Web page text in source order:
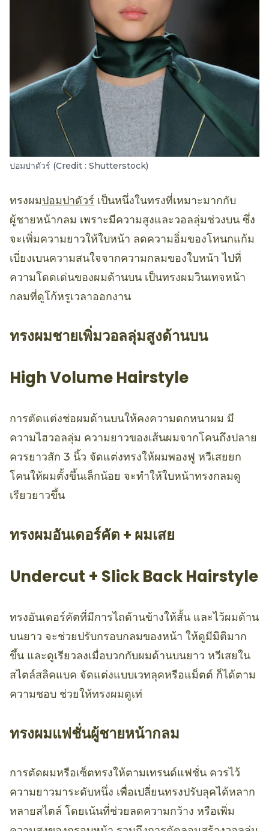
ปอมปาดัวร์ (Credit : Shutterstock)
ทรงผมปอมปาดัวร์ เป็นหนึ่งในทรงที่เหมาะมากกับ
ผู้ชายหน้ากลม เพราะมีความสูงและวอลลุ่มช่วงบน ซึ่ง
จะเพิ่มความยาวให้ใบหน้า ลดความอิ่มของโหนกแก้ม
เบี่ยงเบนความสนใจจากความกลมของใบหน้า ไปที่
ความโดดเด่นของผมด้านบน เป็นทรงผมวินเทจหน้า
กลมที่ดูโก้หรูเวลาออกงาน
ทรงผมชายเพิ่มวอลลุ่มสูงด้านบน
High Volume Hairstyle
การตัดแต่งช่อผมด้านบนให้คงความดกหนาผม มี
ความไฮวอลลุ่ม ความยาวของเส้นผมจากโคนถึงปลาย
ควรยาวสัก 3 นิ้ว จัดแต่งทรงให้ผมพองฟู หวีเสยยก
โคนให้ผมตั้งขึ้นเล็กน้อย จะทำให้ใบหน้าทรงกลมดู
เรียวยาวขึ้น
ทรงผมอันเดอร์คัต + ผมเสย
Undercut + Slick Back Hairstyle
ทรงอันเดอร์คัตที่มีการไถด้านข้างให้สั้น และไว้ผมด้าน
บนยาว จะช่วยปรับกรอบกลมของหน้า ให้ดูมีมิติมาก
ขึ้น และดูเรียวลงเมื่อบวกกับผมด้านบนยาว หวีเสยใน
สไตล์สลิคแบค จัดแต่งแบบเวทลุคหรือแม็ตต์ ก็ได้ตาม
ความชอบ ช่วยให้ทรงผมดูเท่
ทรงผมแฟชั่นผู้ชายหน้ากลม
การตัดผมหรือเซ็ตทรงให้ตามเทรนด์แฟชั่น ควรไว้
ความยาวมาระดับหนึ่ง เพื่อเปลี่ยนทรงปรับลุคได้หลาก
หลายสไตล์ โดยเน้นที่ช่วยลดความกว้าง หรือเพิ่ม